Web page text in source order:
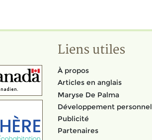
Liens utiles
À propos
Articles en anglais
Maryse De Palma
Développement personnel
Publicité
Partenaires